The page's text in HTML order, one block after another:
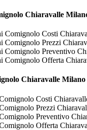
Chiaravalle
Comignolo Costi
Comignolo Prezzi
Comignolo Preventivo
Comignolo Offerta
Chiaravalle Milano
Costi
Prezzi
Preventivo
Offerta